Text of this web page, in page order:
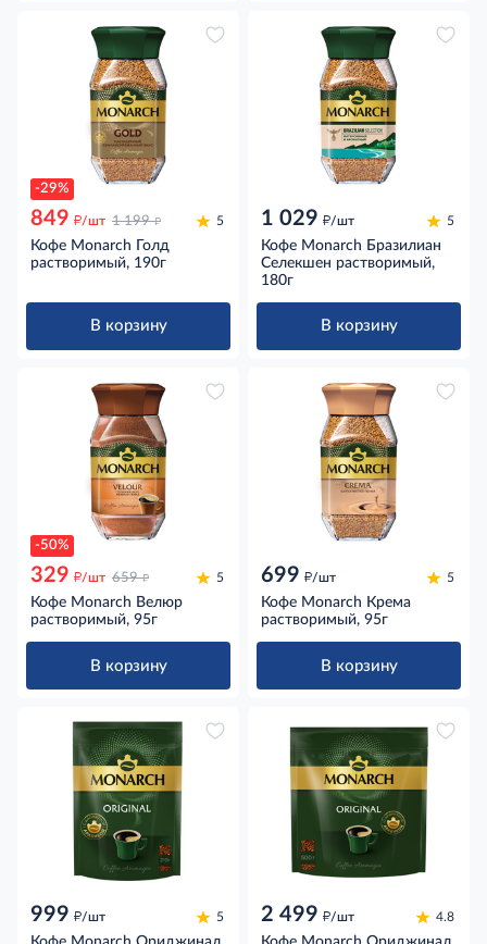
-29%
849 д/шт 1 199 д 5
Кофе Monarch Голд
растворимый, 190г
В корзину
1 029 д/шт 5
Кофе Monarch Бразилиан
Селекшен растворимый,
180г
В корзину
-50%
329 д/шт 659 д 5
Кофе Monarch Велюр
растворимый, 95г
В корзину
699 д/шт 5
Кофе Monarch Крема
растворимый, 95г
В корзину
999 д/шт 5 2 499 д/шт 4.8